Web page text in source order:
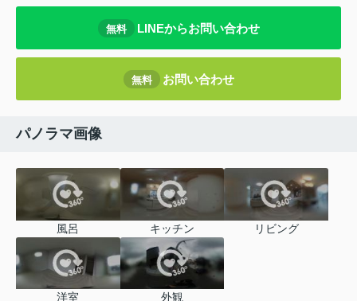
無料 LINEからお問い合わせ
無料 お問い合わせ
パノラマ画像
風呂 キッチン リビング
洋室 外観